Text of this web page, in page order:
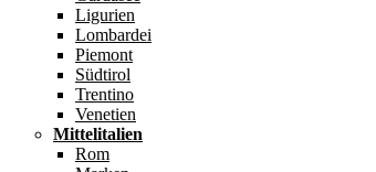
Ligurien
Lombardei
Piemont
Südtirol
Trentino
Venetien
Mittelitalien
Rom